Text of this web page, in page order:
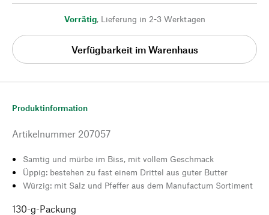
Vorrätig, Lieferung in 2-3 Werktagen
Verfügbarkeit im Warenhaus
Produktinformation
Artikelnummer 207057
Samtig und mürbe im Biss, mit vollem Geschmack
Üppig: bestehen zu fast einem Drittel aus guter Butter
Würzig: mit Salz und Pfeffer aus dem Manufactum Sortiment
130-g-Packung